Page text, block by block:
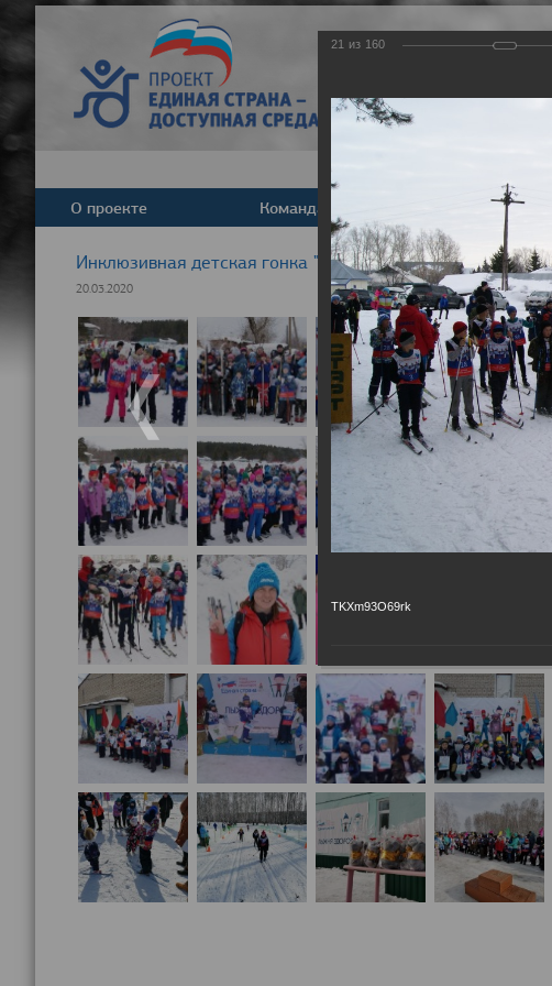
О проекте Команда Новости
Инклюзивная детская гонка "Лыжня здоровья" 2020
20.03.2020
21 из 160
TKXm93O69rk